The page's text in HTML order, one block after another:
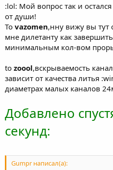
:lol: Мой вопрос так и
от души!
To vazomen,нну вижу вы тут
мне дилетанту как
минимальным кол-вом
to zoool,вскрываемость
зависит от качества литья
диаметрах малых каналов
Добавлено
секунд:
Gumpr написал(а):